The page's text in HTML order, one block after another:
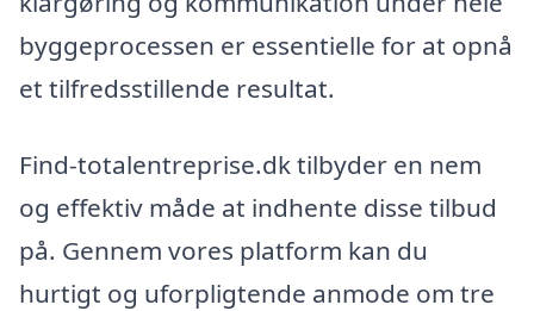
byggeprocessen er essentielle for at opnå
et tilfredsstillende resultat.
Find-totalentreprise.dk tilbyder en nem
og effektiv måde at indhente disse tilbud
på. Gennem vores platform kan du
hurtigt og uforpligtende anmode om tre